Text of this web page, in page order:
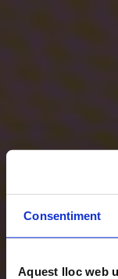
Consentiment
Aquest lloc web